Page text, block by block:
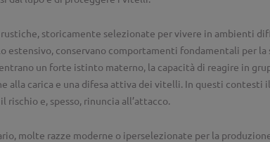
rustiche, storicamente selezionate per vivere in ambienti
estensivo, conservano comportamenti fondamentali per la
un forte istinto materno, la capacità di reagire in
alla carica e una difesa attiva dei vitelli. In questi contesti
rischio e, spesso, rinuncia all’attacco.
molte razze moderne o iperselezionate per la